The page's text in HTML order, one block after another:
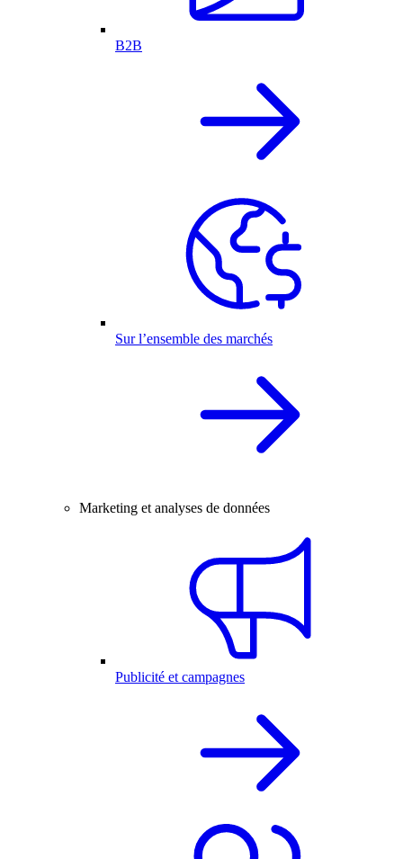
B2B
Sur l’ensemble des marchés
Marketing et analyses de données
Publicité et campagnes